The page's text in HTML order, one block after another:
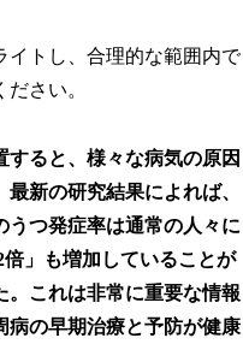
トし、合理的な範囲内で
さい。
すると、様々な病気の原因
最新の研究結果によれば、
うつ発症率は通常の人々に
倍」も増加していることが
。これは非常に重要な情報
病の早期治療と予防が健康